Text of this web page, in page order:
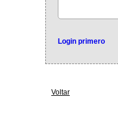
Login primero
Voltar